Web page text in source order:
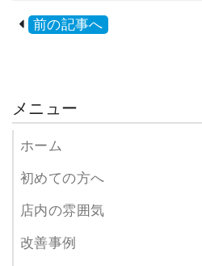
前の記事へ
メニュー
ホーム
初めての方へ
店内の雰囲気
改善事例